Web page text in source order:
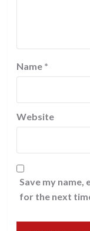
Name *
Website
Save my name,
for the next